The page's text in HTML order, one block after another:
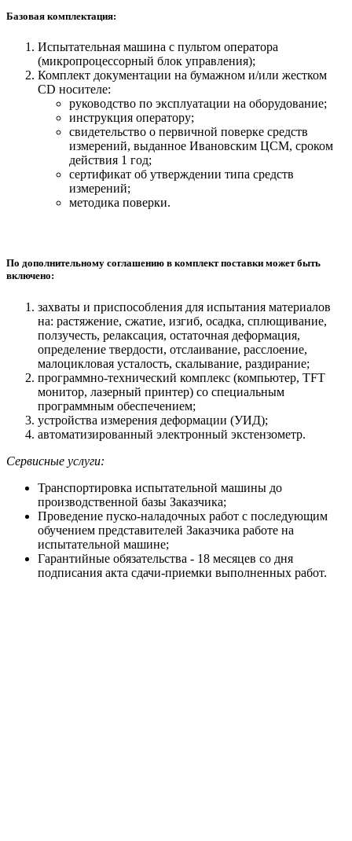
Базовая комплектация:
Испытательная машина с пультом оператора
(микропроцессорный блок управления);
Комплект документации на бумажном и/или жестком
СD носителе:
руководство по эксплуатации на оборудование;
инструкция оператору;
свидетельство о первичной поверке средств
измерений, выданное Ивановским ЦСМ, сроком
действия 1 год;
сертификат об утверждении типа средств
измерений;
методика поверки.
По дополнительному соглашению в комплект поставки может быть
включено:
захваты и приспособления для испытания материалов
на: растяжение, сжатие, изгиб, осадка, сплющивание,
ползучесть, релаксация, остаточная деформация,
определение твердости, отслаивание, расслоение,
малоцикловая усталость, скалывание, раздирание;
программно-технический комплекс (компьютер, TFT
монитор, лазерный принтер) со специальным
программным обеспечением;
устройства измерения деформации (УИД);
автоматизированный электронный экстензометр.
Сервисные услуги:
Транспортировка испытательной машины до
производственной базы Заказчика;
Проведение пуско-наладочных работ с последующим
обучением представителей Заказчика работе на
испытательной машине;
Гарантийные обязательства - 18 месяцев со дня
подписания акта сдачи-приемки выполненных работ.